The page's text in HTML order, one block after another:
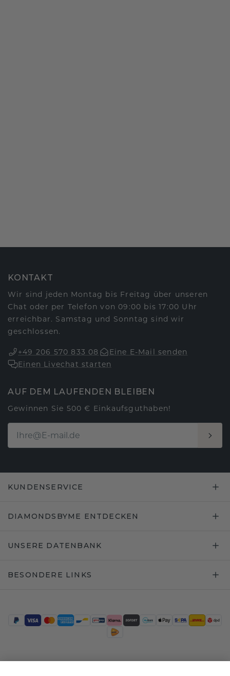
KONTAKT
Wir sind jeden Montag bis Freitag über unseren
Chat oder per Telefon von 09:00 bis 17:00 Uhr
erreichbar. Samstag und Sonntag sind wir
geschlossen.
+49 206 570 833 08
Eine E-Mail senden
Einen Livechat starten
AUF DEM LAUFENDEN BLEIBEN
Gewinnen Sie 500 € Einkaufsguthaben!
KUNDENSERVICE
DIAMONDSBYME ENTDECKEN
UNSERE DATENBANK
BESONDERE LINKS